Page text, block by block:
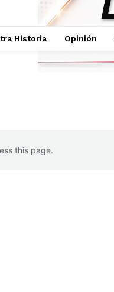
Historia Opinión
this page.